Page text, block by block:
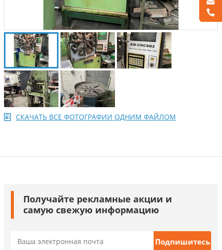
СКАЧАТЬ ВСЕ ФОТОГРАФИИ ОДНИМ ФАЙЛОМ
Получайте рекламные акции и
самую свежую информацию